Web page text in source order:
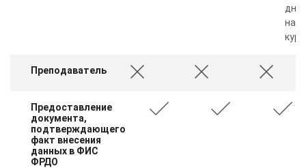
дня
Преподаватель
Предоставление
документа,
подтверждающего
факт внесения
данных в ФИС
ФРДО